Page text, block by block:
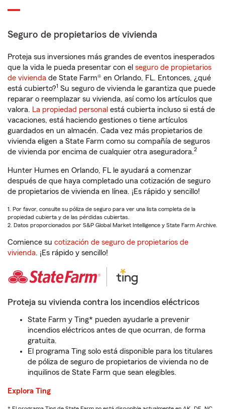
Seguro de propietarios de vivienda
Proteja sus inversiones más grandes de eventos inesperados
que la vida le pueda presentar con el seguro de propietarios
de vivienda de State Farm® en Orlando, FL. Entonces, ¿qué
está cubierto?1 Su seguro de vivienda le garantiza que puede
reparar o reemplazar su vivienda, así como los artículos que
valora. La propiedad personal está cubierta incluso si está de
vacaciones, está haciendo gestiones o tiene artículos
guardados en un almacén. Cada vez más propietarios de
vivienda eligen a State Farm como su compañía de seguros
de vivienda por encima de cualquier otra aseguradora.2
Hunter Humes en Orlando, FL le ayudará a comenzar
después de que haya completado una cotización de seguro
de propietarios de vivienda en línea. ¡Es rápido y sencillo!
1. Por favor, consulte su póliza de seguro para ver una lista completa de la
propiedad cubierta y de las pérdidas cubiertas.
2. Datos proporcionados por S&P Global Market Intelligence y State Farm Archive.
Comience su cotización de seguro de propietarios de
vivienda. ¡Es rápido y sencillo!
Proteja su vivienda contra los incendios eléctricos
State Farm y Ting* pueden ayudarle a prevenir
incendios eléctricos antes de que ocurran, de forma
gratuita.
El programa Ting solo está disponible para los titulares
de póliza de seguro de propietarios de vivienda no de
inquilinos de State Farm que sean elegibles.
Explora Ting